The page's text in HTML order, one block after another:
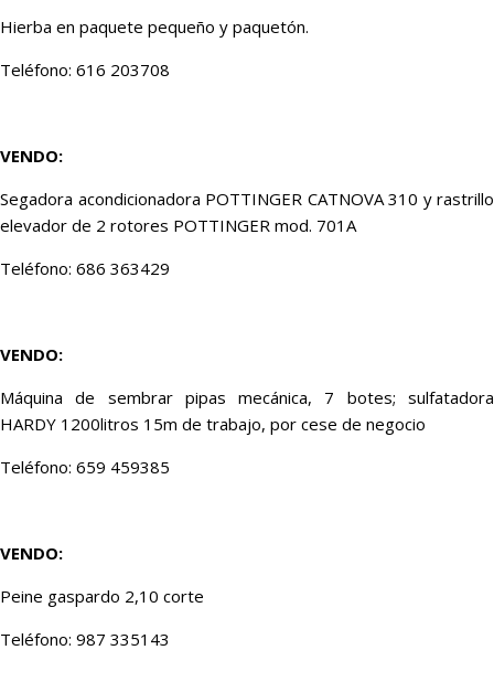
Hierba en paquete pequeño y paquetón.
Teléfono: 616 203708
VENDO:
Segadora acondicionadora POTTINGER CATNOVA 310 y rastrillo
elevador de 2 rotores POTTINGER mod. 701A
Teléfono: 686 363429
VENDO:
Máquina de sembrar pipas mecánica, 7 botes; sulfatadora
HARDY 1200litros 15m de trabajo, por cese de negocio
Teléfono: 659 459385
VENDO:
Peine gaspardo 2,10 corte
Teléfono: 987 335143